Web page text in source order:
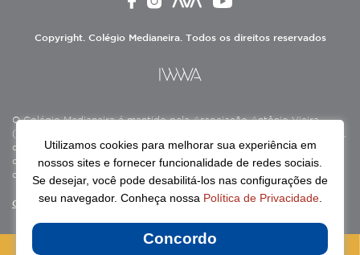
Copyright. Colégio Medianeira. Todos os direitos reservados
O Colégio Medianeira é mantido pela Associação Antônio Vieira
(ASAV), instituição de direito privado sem fins lucrativos, filantrópica,
de natureza educativa, cultural, assistencial e beneficente, certificada
como Entidade Beneficente de Assistência Social (CEBAS), nas áreas
de educação e assistência social.
Continue lendo
Utilizamos cookies para melhorar sua experiência em
nossos sites e fornecer funcionalidade de redes sociais.
Se desejar, você pode desabilitá-los nas configurações de
seu navegador. Conheça nossa Política de Privacidade.
Concordo